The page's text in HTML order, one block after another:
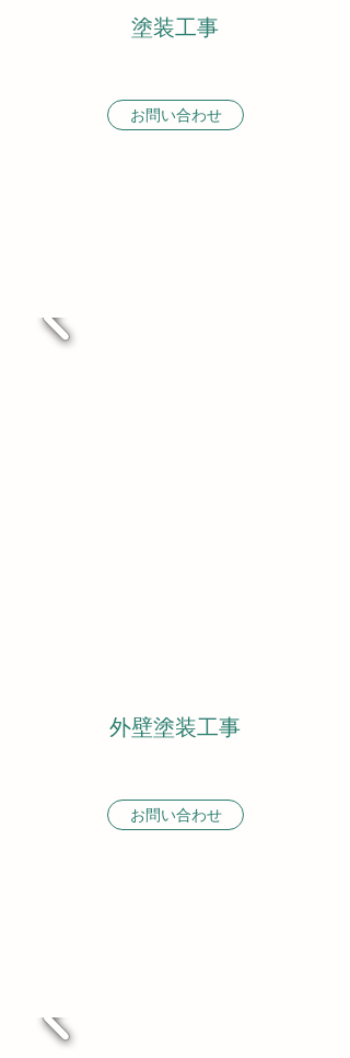
塗装工事
お問い合わせ
外壁塗装工事
お問い合わせ